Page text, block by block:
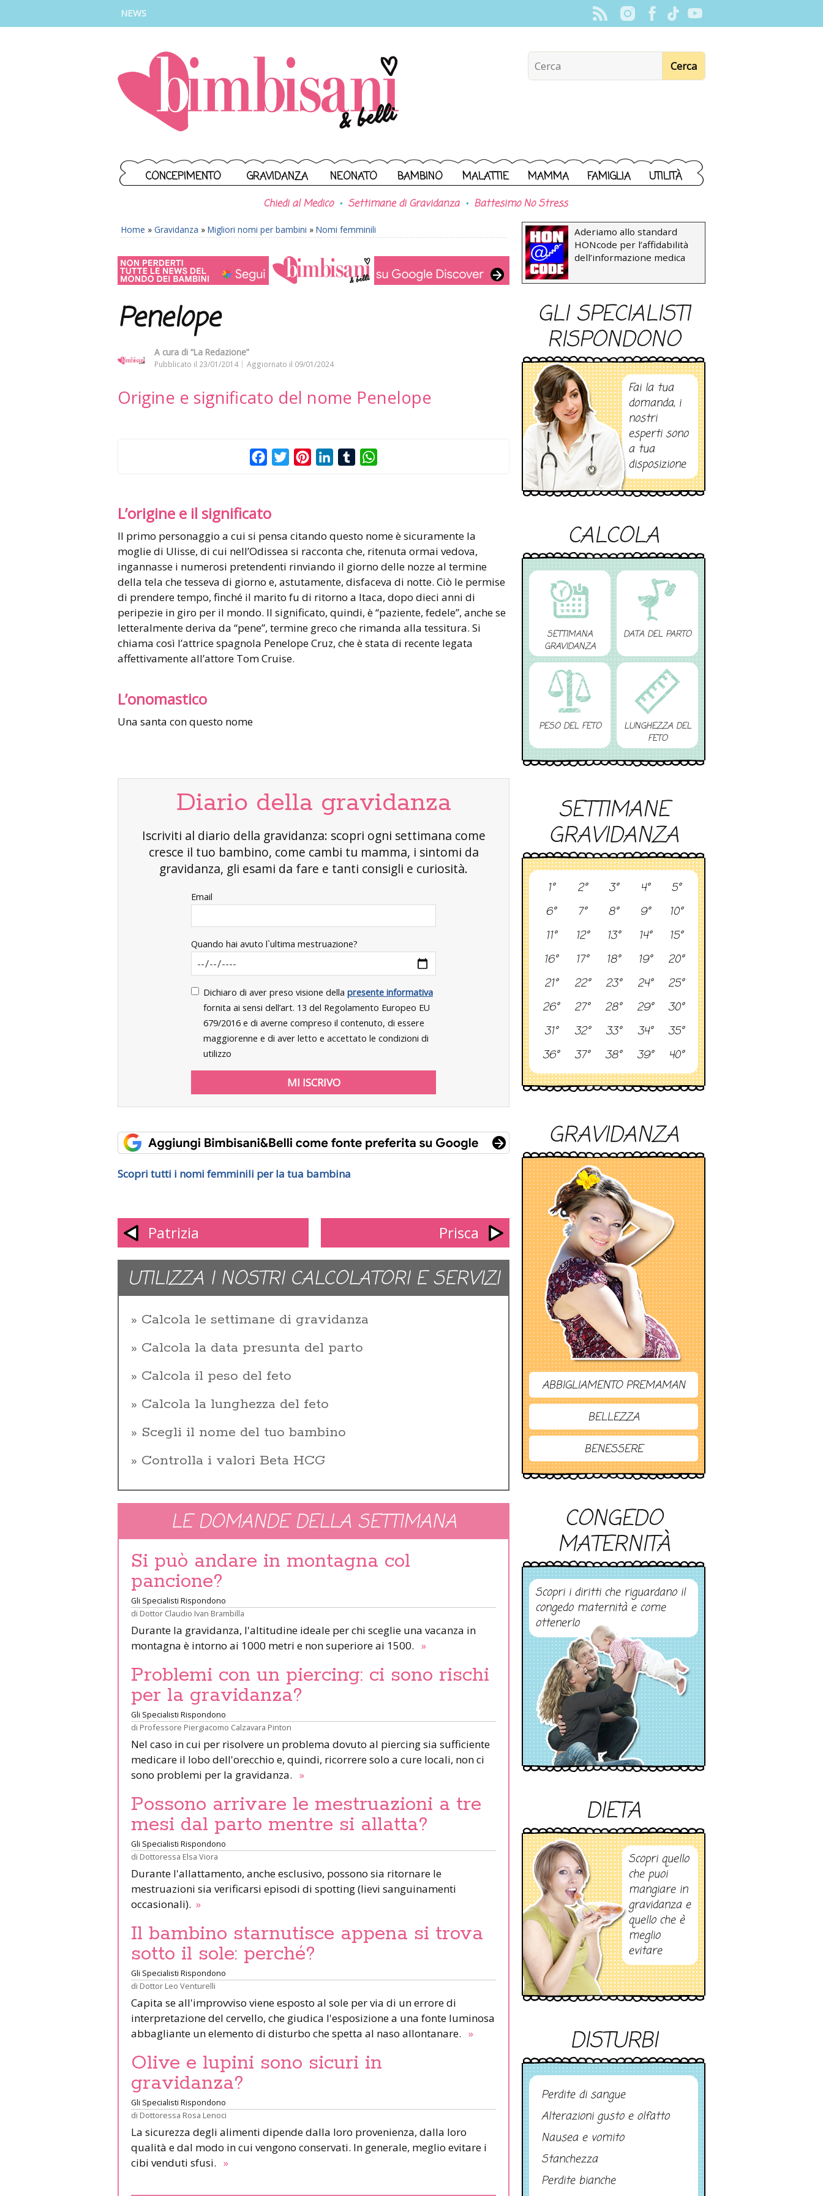
NEWS
CONCEPIMENTO GRAVIDANZA NEONATO BAMBINO MALATTIE MAMMA FAMIGLIA UTILITÀ
Chiedi al Medico Settimane di Gravidanza Battesimo No Stress
Home » Gravidanza » Migliori nomi per bambini » Nomi femminili
Penelope
A cura di “La Redazione”
Pubblicato il 23/01/2014 Aggiornato il 09/01/2024
Origine e significato del nome Penelope
FacebookTwitterPinterestLinkedInTumblr
L’origine e il significato
Il primo personaggio a cui si pensa citando questo nome è sicuramente la
moglie di Ulisse, di cui nell’Odissea si racconta che, ritenuta ormai vedova,
ingannasse i numerosi pretendenti rinviando il giorno delle nozze al termine
della tela che tesseva di giorno e, astutamente, disfaceva di notte. Ciò le permise
di prendere tempo, finché il marito fu di ritorno a Itaca, dopo dieci anni di
peripezie in giro per il mondo. Il significato, quindi, è “paziente, fedele”, anche se
letteralmente deriva da “pene”, termine greco che rimanda alla tessitura. Si
chiama così l’attrice spagnola Penelope Cruz, che è stata di recente legata
affettivamente all’attore Tom Cruise.
L’onomastico
Una santa con questo nome
Diario della gravidanza
Iscriviti al diario della gravidanza: scopri ogni settimana come
cresce il tuo bambino, come cambi tu mamma, i sintomi da
gravidanza, gli esami da fare e tanti consigli e curiosità.
Email
Quando hai avuto l`ultima mestruazione?
Dichiaro di aver preso visione della presente informativa
fornita ai sensi dell’art. 13 del Regolamento Europeo EU
679/2016 e di averne compreso il contenuto, di essere
maggiorenne e di aver letto e accettato le condizioni di
utilizzo
Scopri tutti i nomi femminili per la tua bambina
Patrizia Prisca
UTILIZZA I NOSTRI CALCOLATORI E SERVIZI
Calcola le settimane di gravidanza
Calcola la data presunta del parto
Calcola il peso del feto
Calcola la lunghezza del feto
Scegli il nome del tuo bambino
Controlla i valori Beta HCG
LE DOMANDE DELLA SETTIMANA
Si può andare in montagna col
pancione?
Gli Specialisti Rispondono
di Dottor Claudio Ivan Brambilla
Durante la gravidanza, l'altitudine ideale per chi sceglie una vacanza in
montagna è intorno ai 1000 metri e non superiore ai 1500. »
Problemi con un piercing: ci sono rischi
per la gravidanza?
Gli Specialisti Rispondono
di Professore Piergiacomo Calzavara Pinton
Nel caso in cui per risolvere un problema dovuto al piercing sia sufficiente
medicare il lobo dell'orecchio e, quindi, ricorrere solo a cure locali, non ci
sono problemi per la gravidanza. »
Possono arrivare le mestruazioni a tre
mesi dal parto mentre si allatta?
Gli Specialisti Rispondono
di Dottoressa Elsa Viora
Durante l'allattamento, anche esclusivo, possono sia ritornare le
mestruazioni sia verificarsi episodi di spotting (lievi sanguinamenti
occasionali). »
Il bambino starnutisce appena si trova
sotto il sole: perché?
Gli Specialisti Rispondono
di Dottor Leo Venturelli
Capita se all'improvviso viene esposto al sole per via di un errore di
interpretazione del cervello, che giudica l'esposizione a una fonte luminosa
abbagliante un elemento di disturbo che spetta al naso allontanare. »
Olive e lupini sono sicuri in
gravidanza?
Gli Specialisti Rispondono
di Dottoressa Rosa Lenoci
La sicurezza degli alimenti dipende dalla loro provenienza, dalla loro
qualità e dal modo in cui vengono conservati. In generale, meglio evitare i
cibi venduti sfusi. »
Aderiamo allo standard
HONcode per l’affidabilità
dell’informazione medica
GLI SPECIALISTI
RISPONDONO
Fai la tua
domanda, i
nostri
esperti sono
a tua
disposizione
CALCOLA
SETTIMANA
GRAVIDANZA
DATA DEL PARTO
PESO DEL FETO
LUNGHEZZA DEL
FETO
SETTIMANE
GRAVIDANZA
1° 2° 3° 4°
5°
6°
7° 8° 9°
10°
11°
12° 13° 14°
15°
16°
17° 18° 19°
20°
21°
22° 23° 24°
25°
26°
27° 28° 29°
30°
31°
32° 33° 34°
35°
36°
37° 38° 39° 40°
GRAVIDANZA
ABBIGLIAMENTO PREMAMAN
BELLEZZA
BENESSERE
CONGEDO
MATERNITÀ
Scopri i diritti che riguardano il
congedo maternità e come
ottenerlo
DIETA
Scopri quello
che puoi
mangiare in
gravidanza e
quello che è
meglio
evitare
DISTURBI
Perdite di sangue
Alterazioni gusto e olfatto
Nausea e vomito
Stanchezza
Perdite bianche